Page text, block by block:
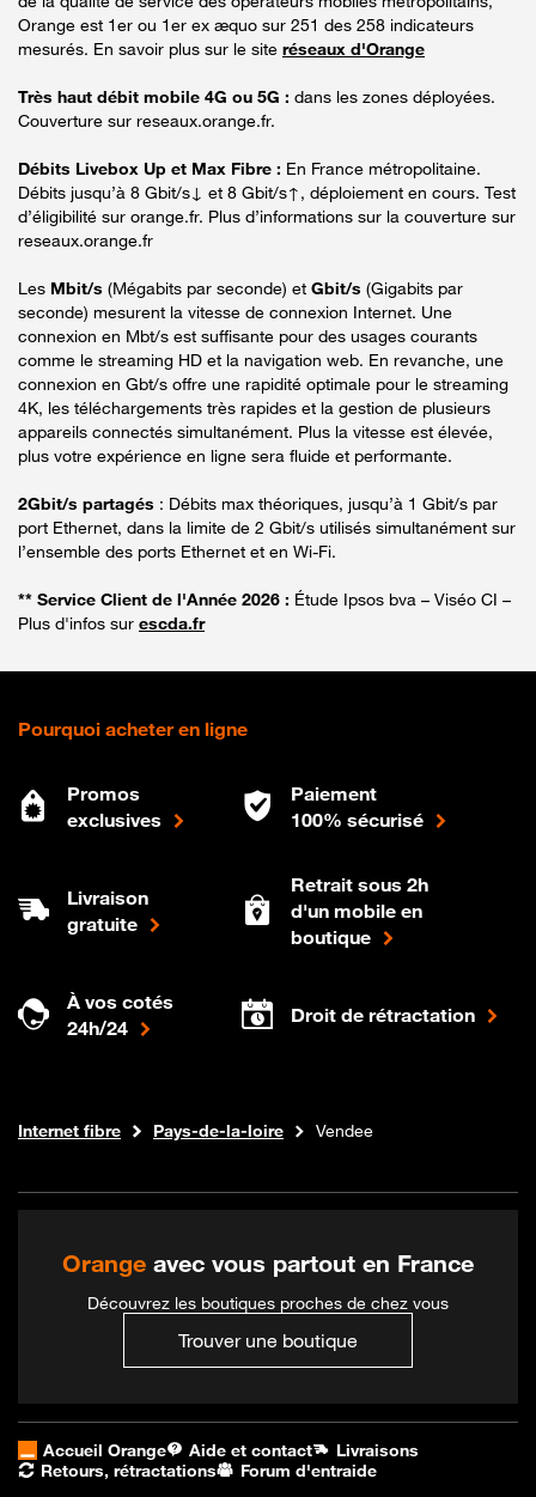
Orange est 1er ou 1er ex æquo sur 251 des 258 indicateurs
mesurés. En savoir plus sur le site réseaux d'Orange
Très haut débit mobile 4G ou 5G : dans les zones déployées.
Couverture sur reseaux.orange.fr.
Débits Livebox Up et Max Fibre : En France métropolitaine.
Débits jusqu’à 8 Gbit/s↓ et 8 Gbit/s↑, déploiement en cours. Test
d’éligibilité sur orange.fr. Plus d’informations sur la couverture sur
reseaux.orange.fr
Les Mbit/s (Mégabits par seconde) et Gbit/s (Gigabits par
seconde) mesurent la vitesse de connexion Internet. Une
connexion en Mbt/s est suffisante pour des usages courants
comme le streaming HD et la navigation web. En revanche, une
connexion en Gbt/s offre une rapidité optimale pour le streaming
4K, les téléchargements très rapides et la gestion de plusieurs
appareils connectés simultanément. Plus la vitesse est élevée,
plus votre expérience en ligne sera fluide et performante.
2Gbit/s partagés : Débits max théoriques, jusqu’à 1 Gbit/s par
port Ethernet, dans la limite de 2 Gbit/s utilisés simultanément sur
l’ensemble des ports Ethernet et en Wi-Fi.
** Service Client de l'Année 2026 : Étude Ipsos bva – Viséo CI –
Plus d'infos sur escda.fr
Pourquoi acheter en ligne
Promos
exclusives
Paiement
100% sécurisé
Livraison
gratuite
Retrait sous 2h
d'un mobile en
boutique
À vos cotés
24h/24
Droit de rétractation
Boutique Orange
Internet fibre Pays-de-la-loire Vendee